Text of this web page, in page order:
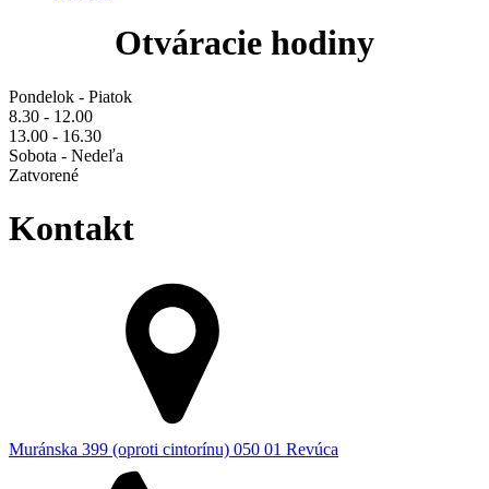
Otváracie hodiny
Pondelok - Piatok
8.30 - 12.00
13.00 - 16.30
Sobota - Nedeľa
Zatvorené
Kontakt
Muránska 399 (oproti cintorínu) 050 01 Revúca